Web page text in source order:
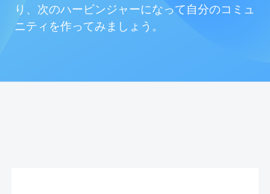
り、次のハービンジャーになって自分のコミュ
ニティを作ってみましょう。